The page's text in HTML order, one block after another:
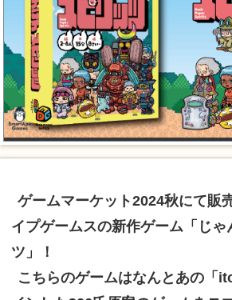
ゲームマーケット2024秋にて販
イプゲームスの新作ゲーム「じゃ
ツ」！
こちらのゲームはなんとあの「